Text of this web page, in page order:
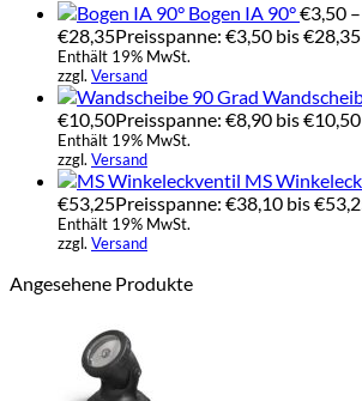
Bogen IA 90°€3,50 –
€28,35Preisspanne: €3,50 bis €28,35
Enthält 19% MwSt.
zzgl. Versand
€10,50Preisspanne: €8,90 bis €10,50
Enthält 19% MwSt.
zzgl. Versand
MS
€53,25Preisspanne: €38,10 bis
Enthält 19% MwSt.
zzgl. Versand
Angesehene Produkte